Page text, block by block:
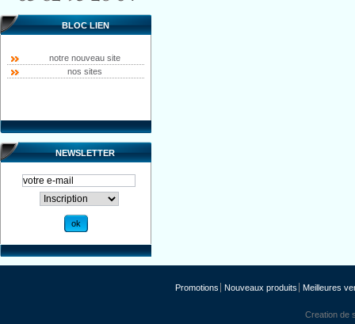
BLOC LIEN
notre nouveau site
nos sites
NEWSLETTER
Promotions Nouveaux produits Meilleures
Creation de